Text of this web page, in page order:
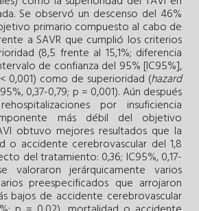
Se observó un descenso del 46%
primario compuesto al cabo de
a SAVR que cumplió los criterios
(8,5 frente al 15,1%; diferencia
de confianza del 95% [IC95%],
0,001) como de superioridad (hazard
0,37-0,79; p = 0,001). Aún después
por insuficiencia
más débil del objetivo
obtuvo mejores resultados que la
o accidente cerebrovascular del 1,8
del tratamiento: 0,36; IC95%, 0,17-
valoraron jerárquicamente varios
preespecificados que arrojaron
bajos de accidente cerebrovascular